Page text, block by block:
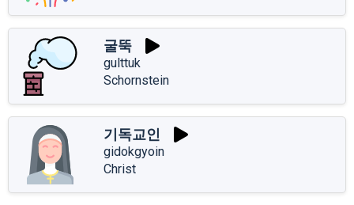
굴뚝
gulttuk
Schornstein
기독교인
gidokgyoin
Christ